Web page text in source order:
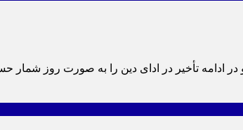
ادامه تأخیر در ادای دین را به صورت روز شمار